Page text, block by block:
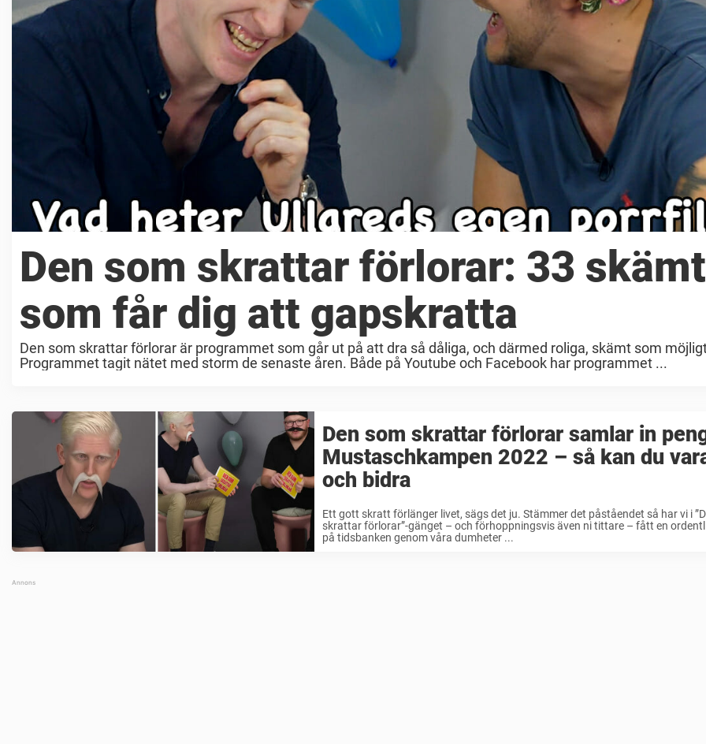
Den som skrattar förlorar: 33 skämt
som får dig att gapskratta
Den som skrattar förlorar är programmet som går ut på att dra så dåliga, och därmed roliga, skämt som
Programmet tagit nätet med storm de senaste åren. Både på Youtube och Facebook har programmet ...
Den som skrattar förlorar samlar in
Mustaschkampen 2022 – så kan du
och bidra
Ett gott skratt förlänger livet, sägs det ju. Stämmer det påståendet så har vi i
skrattar förlorar”-gänget – och förhoppningsvis även ni tittare – fått en
på tidsbanken genom våra dumheter ...